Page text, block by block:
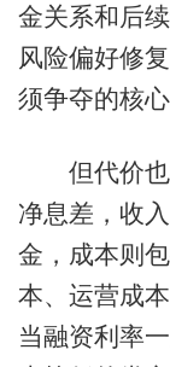
金关系和后
风险偏好修
须争夺的核心
但代价也
净息差，收
金，成本则
本、运营成
当融资利率